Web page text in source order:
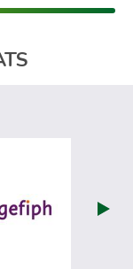
Ministère du travail
visiter les